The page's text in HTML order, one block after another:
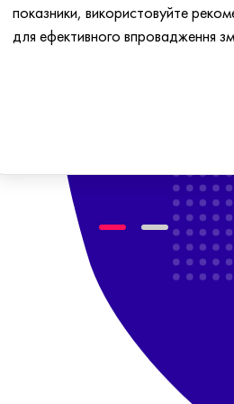
показники, використовуйте
для ефективного впровадження